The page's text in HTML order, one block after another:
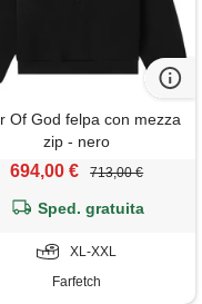
Of God felpa con mezza
zip - nero
694,00 € 713,00 €
Sped. gratuita
XL-XXL
Farfetch